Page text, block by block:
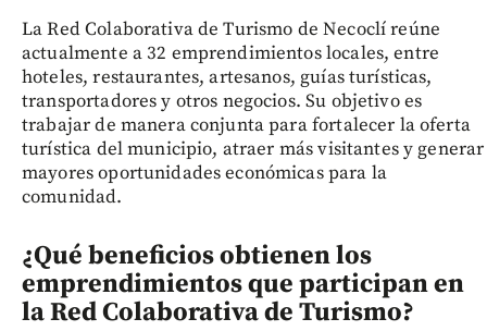
La Red Colaborativa de Turismo de Necoclí reúne
actualmente a 32 emprendimientos locales, entre
hoteles, restaurantes, artesanos, guías turísticas,
transportadores y otros negocios. Su objetivo es
trabajar de manera conjunta para fortalecer la oferta
turística del municipio, atraer más visitantes y generar
mayores oportunidades económicas para la
comunidad.
¿Qué beneficios obtienen los
emprendimientos que participan en
la Red Colaborativa de Turismo?